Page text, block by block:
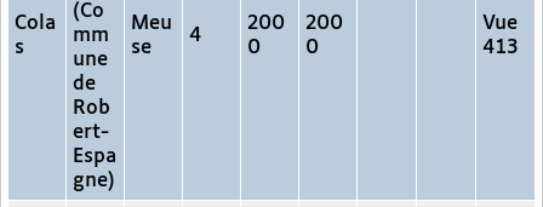
Cola
s
(Co
mm
une
de
Rob
ert-
Espa
gne)
Meu
se
4
200
0
200
0
Vue
413